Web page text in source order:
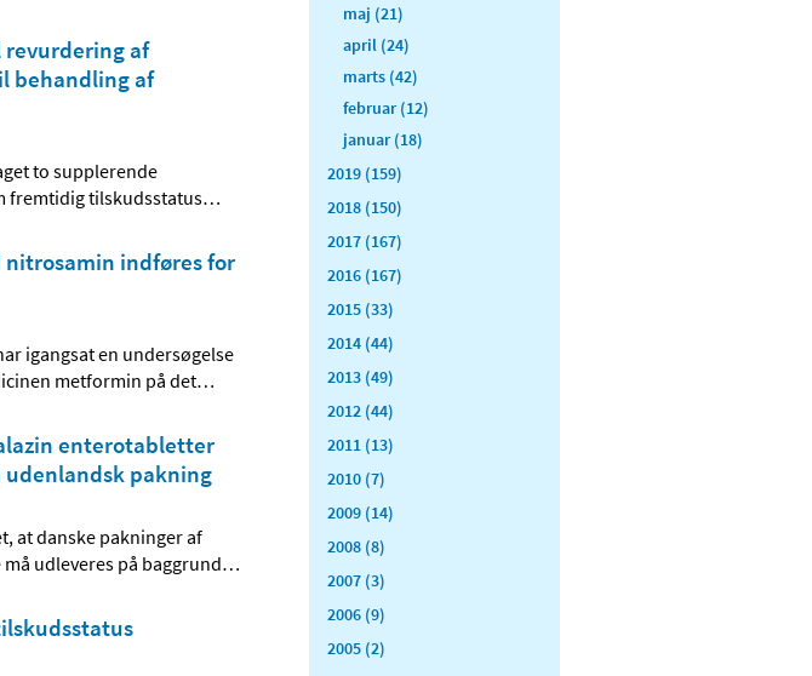
revurdering af
behandling af
to supplerende
fremtidig tilskudsstatus…
indføres for
igangsat en undersøgelse
metformin på det…
enterotabletter
udenlandsk pakning
at danske pakninger af
udleveres på baggrund…
maj (21)
april (24)
marts (42)
februar (12)
januar (18)
2019 (159)
2018 (150)
2017 (167)
2016 (167)
2015 (33)
2014 (44)
2013 (49)
2012 (44)
2011 (13)
2010 (7)
2009 (14)
2008 (8)
2007 (3)
2006 (9)
2005 (2)